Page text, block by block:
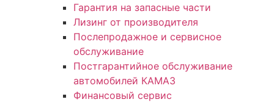
Гарантия на запасные части
Лизинг от производителя
Послепродажное и сервисное
обслуживание
Постгарантийное обслуживание
автомобилей КАМАЗ
Финансовый сервис